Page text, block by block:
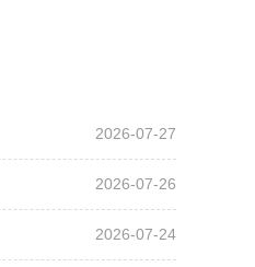
2026-07-27
2026-07-26
2026-07-24